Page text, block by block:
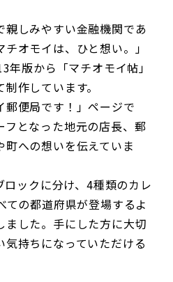
しみやすい金融機関であ
オモイは、ひと想い。」
年版から「マチオモイ帖」
作しています。
郵便局です！」ページで
フとなった地元の店長、郵
への想いを伝えていま
ックに分け、4種類のカレ
ての都道府県が登場するよ
ました。手にした方に大切
持ちになっていただける